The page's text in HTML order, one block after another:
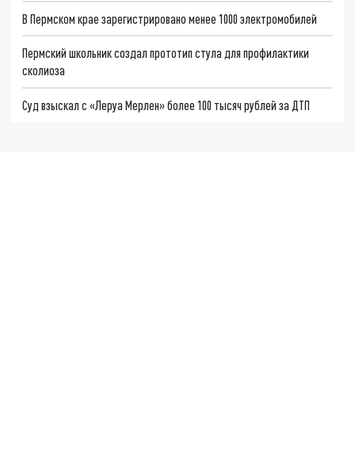
В Пермском крае зарегистрировано менее 1000 электромобилей
Пермский школьник создал прототип стула для профилактики
сколиоза
Суд взыскал с «Леруа Мерлен» более 100 тысяч рублей за ДТП